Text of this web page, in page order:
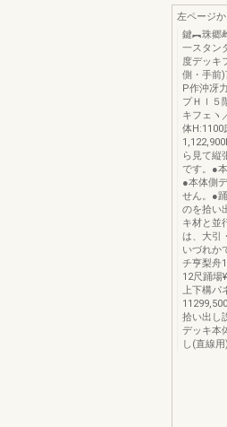
左ページ
鍵︻珠郷
一スタン
度デッキ
側・手前
P作沖冴
プＨｌ５
キフェヽ
体H:1100
ら見て縦
です。●
●本体側
せん。●
のを拾い
キ材と並
は、大引
いづれか
チ亨梨舟
12尺踊場
上下構パ
拾い出し
デッキ本
し(直線